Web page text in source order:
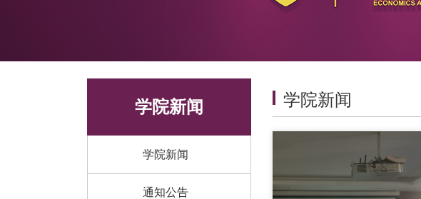
学院新闻
学院新闻
通知公告
学院新闻